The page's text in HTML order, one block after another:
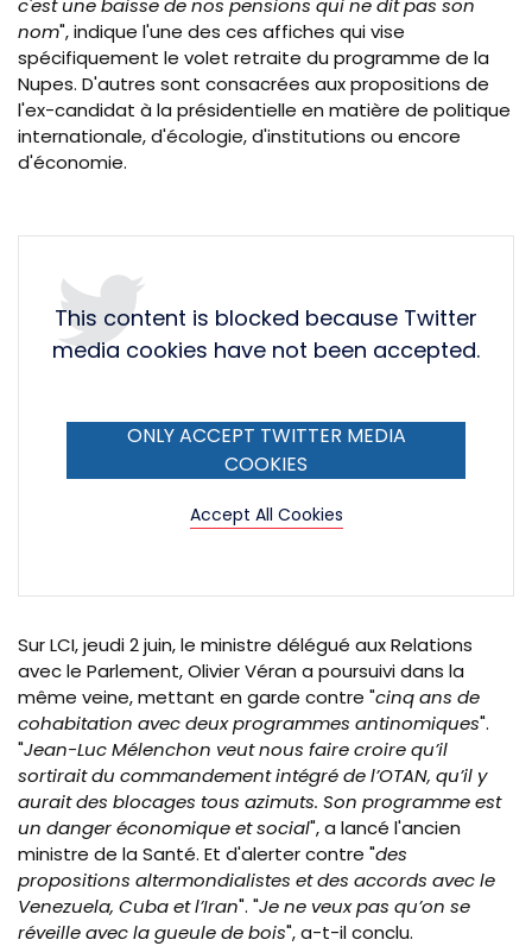
c'est une baisse de nos pensions qui ne dit pas son
nom", indique l'une des ces affiches qui vise
spécifiquement le volet retraite du programme de la
Nupes. D'autres sont consacrées aux propositions de
l'ex-candidat à la présidentielle en matière de politique
internationale, d'écologie, d'institutions ou encore
d'économie.
This content is blocked because Twitter
media cookies have not been accepted.
ONLY ACCEPT TWITTER MEDIA
COOKIES
Accept All Cookies
Sur LCI, jeudi 2 juin, le ministre délégué aux Relations
avec le Parlement, Olivier Véran a poursuivi dans la
même veine, mettant en garde contre "cinq ans de
cohabitation avec deux programmes antinomiques".
"Jean-Luc Mélenchon veut nous faire croire qu’il
sortirait du commandement intégré de l’OTAN, qu’il y
aurait des blocages tous azimuts. Son programme est
un danger économique et social", a lancé l'ancien
ministre de la Santé. Et d'alerter contre "des
propositions altermondialistes et des accords avec le
Venezuela, Cuba et l’Iran". "Je ne veux pas qu’on se
réveille avec la gueule de bois", a-t-il conclu.